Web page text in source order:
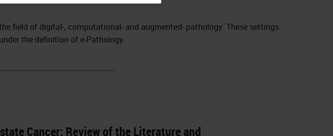
field of digital-, computational- and augmented- pathology. These settings
the definition of e-Pathology.
Cancer: Review of the Literature and